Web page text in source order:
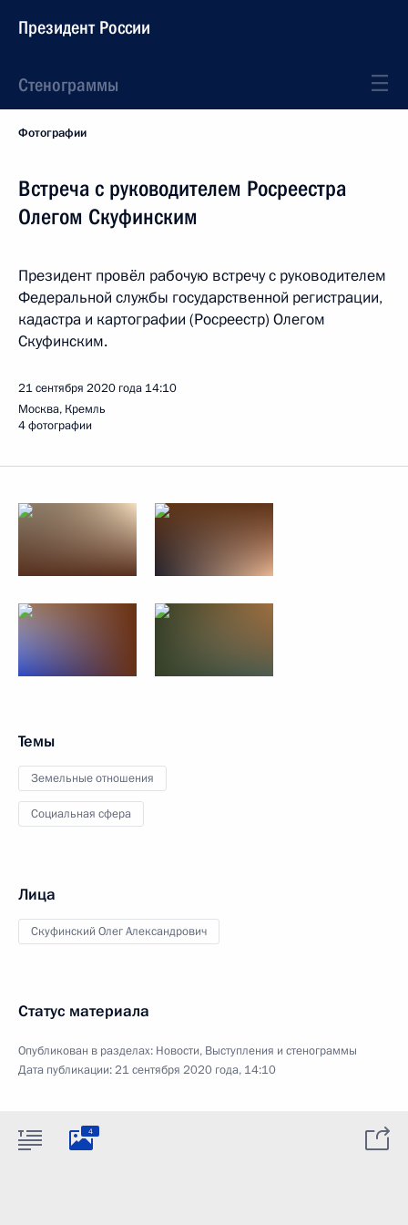
Президент России
Стенограммы
Фотографии
Встреча с руководителем Росреестра
Олегом Скуфинским
Президент провёл рабочую встречу с руководителем
Федеральной службы государственной регистрации,
кадастра и картографии (Росреестр) Олегом
Скуфинским.
21 сентября 2020 года 14:10
Москва, Кремль
4 фотографии
Темы
Земельные отношения
Социальная сфера
Лица
Скуфинский Олег Александрович
Статус материала
Опубликован в разделах: Новости, Выступления и стенограммы
Дата публикации:21 сентября 2020 года, 14:10
4